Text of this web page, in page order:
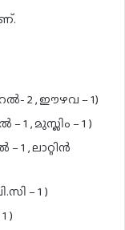
2 , ഈഴവ – 1)
, മുസ്ലിം – 1 )
1 , ലാറ്റിൻ
– 1 )
)